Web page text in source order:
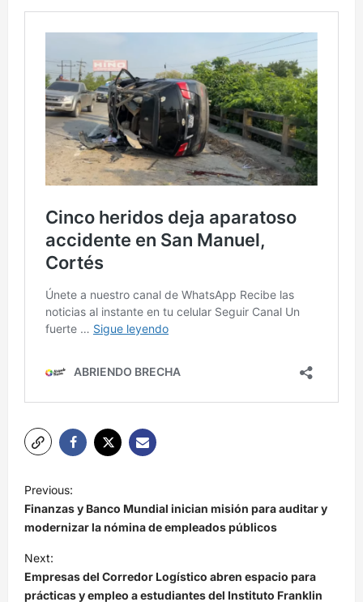
N
a
v
e
g
Previous:
Finanzas y Banco Mundial inician misión para auditar y
modernizar la nómina de empleados públicos
Next:
Empresas del Corredor Logístico abren espacio para
prácticas y empleo a estudiantes del Instituto Franklin